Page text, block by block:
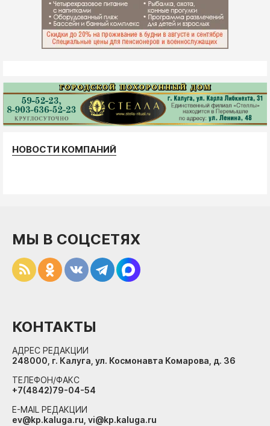
НОВОСТИ КОМПАНИЙ
МЫ В СОЦСЕТЯХ
КОНТАКТЫ
АДРЕС РЕДАКЦИИ
248000, г. Калуга, ул. Космонавта Комарова, д. 36
ТЕЛЕФОН/ФАКС
+7(4842)79-04-54
E-MAIL РЕДАКЦИИ
ev@kp.kaluga.ru, vi@kp.kaluga.ru